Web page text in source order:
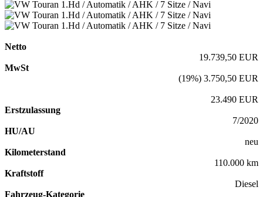
Netto
19.739,50 EUR
MwSt
(19%) 3.750,50 EUR
23.490 EUR
Erstzulassung
7/2020
HU/AU
neu
Kilometerstand
110.000 km
Kraftstoff
Diesel
Fahrzeug-Kategorie